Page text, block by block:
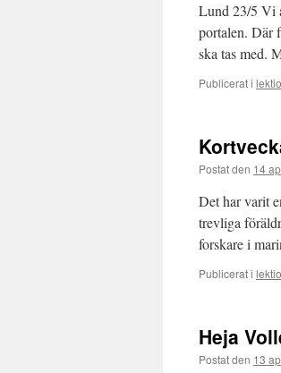
Lund 23/5 Vi
portalen. Där
ska tas med.
Publicerat i
Postat den 14
Det har varit
trevliga
forskare i
Publicerat i
Heja
Postat den 13